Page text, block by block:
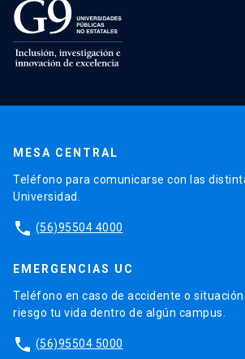
MESA CENTRAL
Teléfono para comunicarse con las
Universidad.
phone (56)95504 4000
EMERGENCIAS UC
Teléfono en caso de accidente o
riesgo tu vida dentro de algún campus.
phone (56)95504 5000